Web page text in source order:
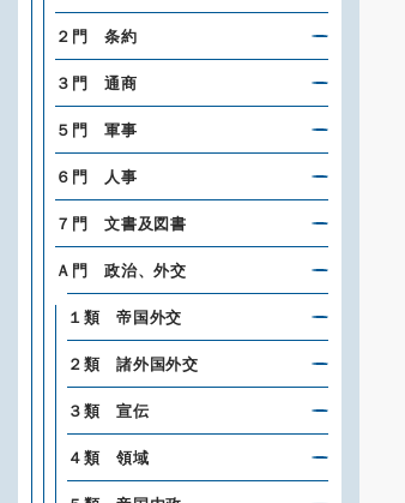
２門 条約
３門 通商
５門 軍事
６門 人事
７門 文書及図書
Ａ門 政治、外交
１類 帝国外交
２類 諸外国外交
３類 宣伝
４類 領域